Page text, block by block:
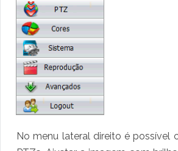
No menu lateral direito é possível